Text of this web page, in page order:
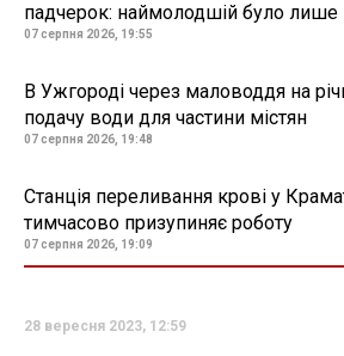
падчерок: наймолодшій було лише
07 серпня 2026, 19:55
В Ужгороді через маловоддя на
подачу води для частини містян
07 серпня 2026, 19:48
Станція переливання крові у
тимчасово призупиняє роботу
07 серпня 2026, 19:09
28 вересня 2023, 12:59